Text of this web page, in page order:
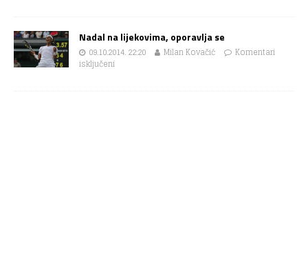
Nadal na lijekovima, oporavlja se
09.10.2014. 22:20 Milan Kovačić
Komentari
isključeni